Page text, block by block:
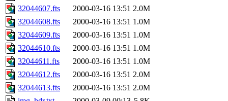
32044607.fts
2000-03-16 13:51 2.0M
32044608.fts
2000-03-16 13:51 1.0M
32044609.fts
2000-03-16 13:51 1.0M
32044610.fts
2000-03-16 13:51 1.0M
32044611.fts
2000-03-16 13:51 1.0M
32044612.fts
2000-03-16 13:51 2.0M
32044613.fts
2000-03-16 13:51 2.0M